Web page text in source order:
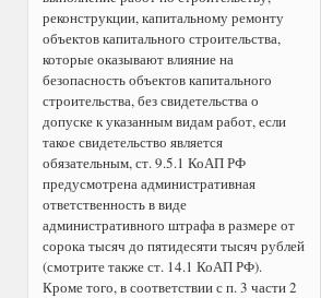
реконструкции, капитальному ремонту
объектов капитального строительства,
которые оказывают влияние на
безопасность объектов капитального
строительства, без свидетельства о
допуске к указанным видам работ, если
такое свидетельство является
обязательным, ст. 9.5.1 КоАП РФ
предусмотрена административная
ответственность в виде
административного штрафа в размере от
сорока тысяч до пятидесяти тысяч рублей
(смотрите также ст. 14.1 КоАП РФ).
Кроме того, в соответствии с п. 3 части 2